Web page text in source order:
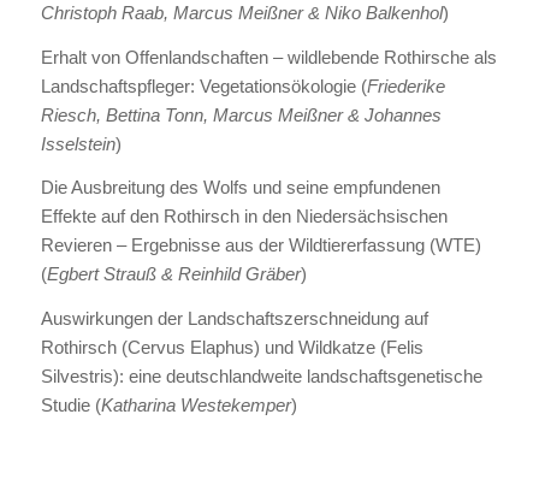
Christoph Raab, Marcus Meißner & Niko Balkenhol)
Erhalt von Offenlandschaften – wildlebende Rothirsche als
Landschaftspfleger: Vegetationsökologie (Friederike
Riesch, Bettina Tonn, Marcus Meißner & Johannes
Isselstein)
Die Ausbreitung des Wolfs und seine empfundenen
Effekte auf den Rothirsch in den Niedersächsischen
Revieren – Ergebnisse aus der Wildtiererfassung (WTE)
(Egbert Strauß & Reinhild Gräber)
Auswirkungen der Landschaftszerschneidung auf
Rothirsch (Cervus Elaphus) und Wildkatze (Felis
Silvestris): eine deutschlandweite landschaftsgenetische
Studie (Katharina Westekemper)